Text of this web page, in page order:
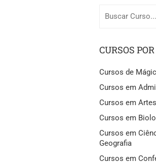
CURSOS
Cursos de
Cursos em
Cursos em
Cursos em
Cursos em
Geografia
Cursos em